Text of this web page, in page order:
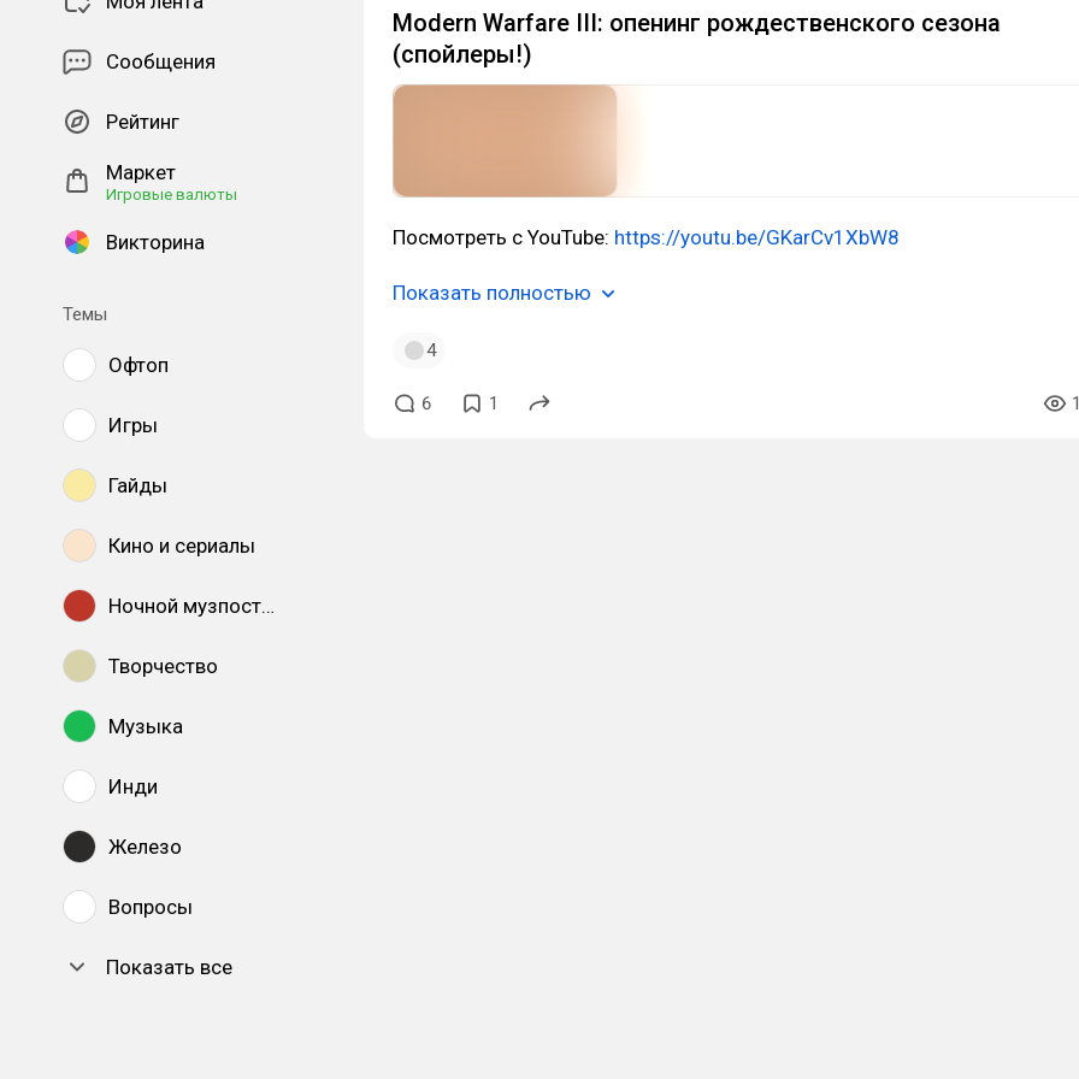
Сообщения
Рейтинг
Маркет
Игровые валюты
Викторина
Темы
Офтоп
Игры
Гайды
Кино и сериалы
Ночной музпостинг
Творчество
Музыка
Инди
Железо
Вопросы
Показать все
Modern Warfare III: опенинг рождественского сезона
(спойлеры!)
Посмотреть с YouTube: https://youtu.be/GKarCv1XbW8
Показать полностью
4
6 1